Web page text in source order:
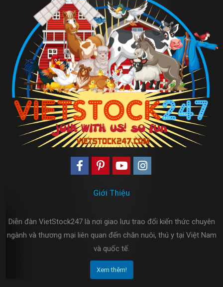
Giới Thiệu
Diễn đàn VietStock247 là nơi giao lưu trao đổi kiến thức chuyên
ngành và thương mại liên quan đến chăn nuôi, thú y tại Việt Nam
và quốc tế.
Xem thêm!